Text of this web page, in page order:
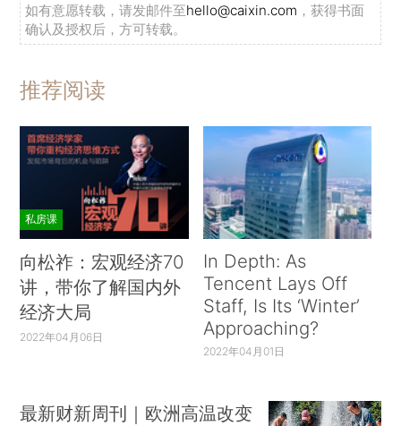
如有意愿转载，请发邮件至hello@caixin.com ，获得书面
确认及授权后，方可转载。
推荐阅读
私房课
向松祚：宏观经济70
讲，带你了解国内外
经济大局
2022年04月06日
In Depth: As
Tencent Lays Off
Staff, Is Its ‘Winter’
Approaching?
2022年04月01日
最新财新周刊｜欧洲高温改变